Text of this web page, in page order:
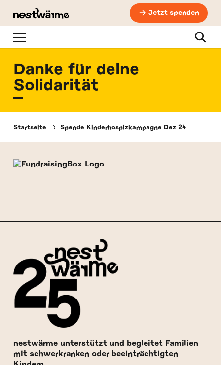
Jetzt spenden
Navigation Suche
Danke für deine
Solidarität
Startseite Spende Kinderhospizkampagne Dez 24
nestwärme unterstützt und begleitet Familien
mit schwerkranken oder beeinträchtigten